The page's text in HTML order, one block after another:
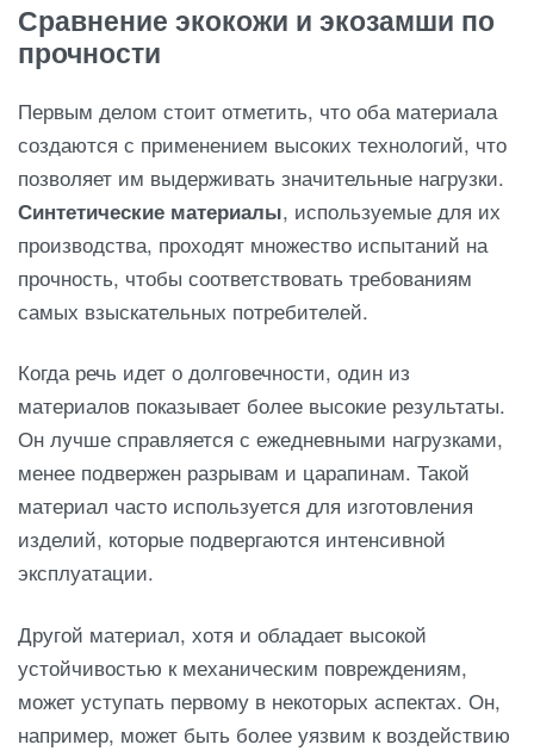
Сравнение экокожи и экозамши по
прочности
Первым делом стоит отметить, что оба материала
создаются с применением высоких технологий, что
позволяет им выдерживать значительные нагрузки.
Синтетические материалы, используемые для их
производства, проходят множество испытаний на
прочность, чтобы соответствовать требованиям
самых взыскательных потребителей.
Когда речь идет о долговечности, один из
материалов показывает более высокие результаты.
Он лучше справляется с ежедневными нагрузками,
менее подвержен разрывам и царапинам. Такой
материал часто используется для изготовления
изделий, которые подвергаются интенсивной
эксплуатации.
Другой материал, хотя и обладает высокой
устойчивостью к механическим повреждениям,
может уступать первому в некоторых аспектах. Он,
например, может быть более уязвим к воздействию